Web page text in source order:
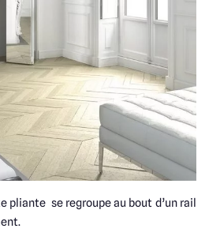
pliante se regroupe au bout d’un rail